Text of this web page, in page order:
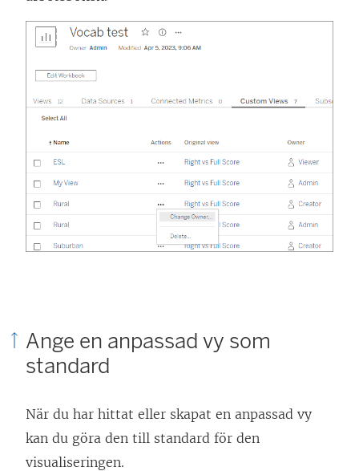
Ange en anpassad vy som
standard
När du har hittat eller skapat en anpassad vy
kan du göra den till standard för den
visualiseringen.